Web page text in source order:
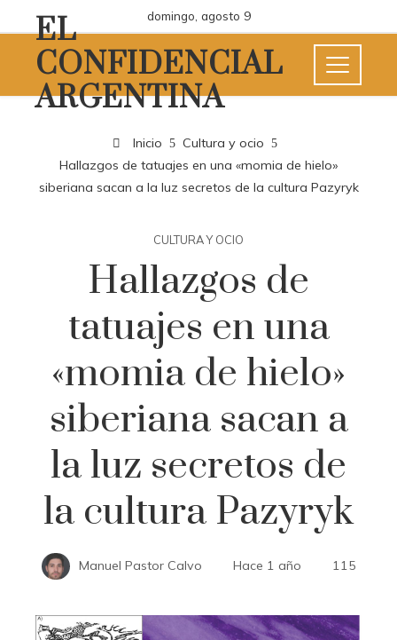
domingo, agosto 9
EL
CONFIDENCIAL
ARGENTINA
Inicio
Cultura y ocio
Hallazgos de tatuajes en una «momia de hielo»
siberiana sacan a la luz secretos de la cultura Pazyryk
CULTURA Y OCIO
Hallazgos de
tatuajes en una
«momia de hielo»
siberiana sacan a
la luz secretos de
la cultura Pazyryk
Manuel Pastor Calvo Hace 1 año 115